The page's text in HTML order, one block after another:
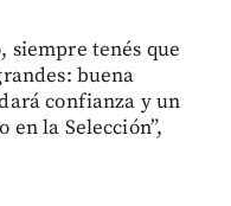
siempre tenés que
buena
confianza y un
en la Selección”,